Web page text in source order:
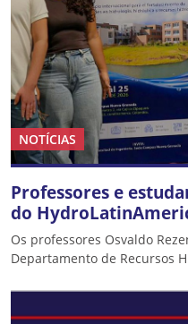
NOTÍCIAS
Professores e
do
Os professores Osvaldo
Departamento de Recursos